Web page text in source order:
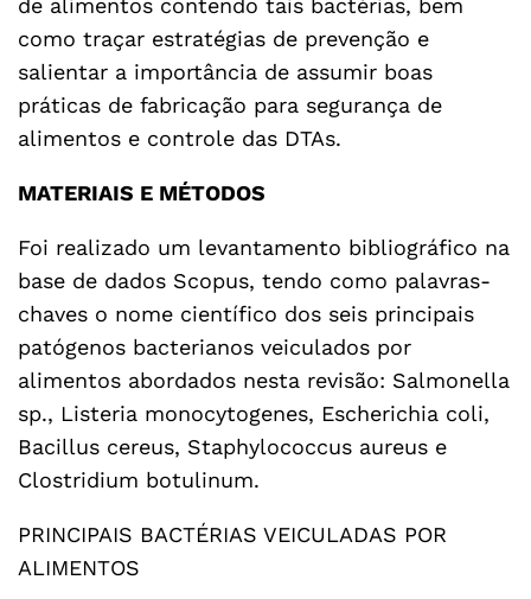
de alimentos contendo tais bactérias, bem
como traçar estratégias de prevenção e
salientar a importância de assumir boas
práticas de fabricação para segurança de
alimentos e controle das DTAs.
MATERIAIS E MÉTODOS
Foi realizado um levantamento bibliográfico na
base de dados Scopus, tendo como palavras-
chaves o nome científico dos seis principais
patógenos bacterianos veiculados por
alimentos abordados nesta revisão: Salmonella
sp., Listeria monocytogenes, Escherichia coli,
Bacillus cereus, Staphylococcus aureus e
Clostridium botulinum.
PRINCIPAIS BACTÉRIAS VEICULADAS POR
ALIMENTOS